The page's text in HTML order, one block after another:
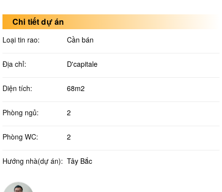
Chi tiết dự án
Loại tin rao: Cần bán
Địa chỉ: D'capitale
Diện tích: 68m2
Phòng ngủ: 2
Phòng WC: 2
Hướng nhà(dự án): Tây Bắc